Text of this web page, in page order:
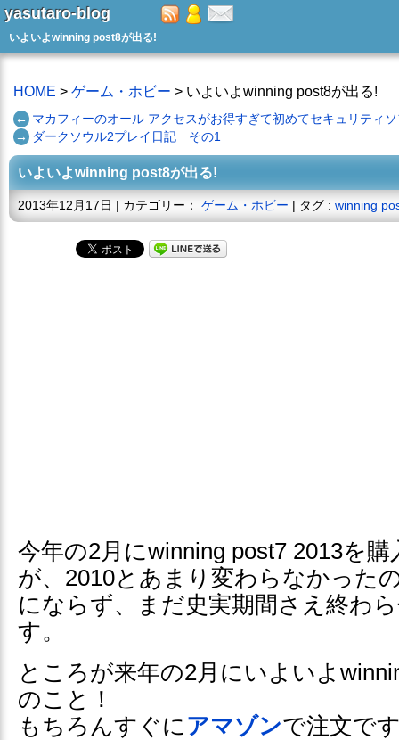
yasutaro-blog
いよいよwinning post8が出る!
HOME > ゲーム・ホビー > いよいよwinning post8が出る!
← マカフィーのオール アクセスがお得すぎて初めてセキュリティ
→
ダークソウル2プレイ日記 その1
いよいよwinning post8が出る!
2013年12月17日 | カテゴリー： ゲーム・ホビー | タグ : winning
今年の2月にwinning post7 2013を
が、2010とあまり変わらなかった
にならず、まだ史実期間さえ終わ
す。
ところが来年の2月にいよいよ
のこと！
もちろんすぐにアマゾンで注文で